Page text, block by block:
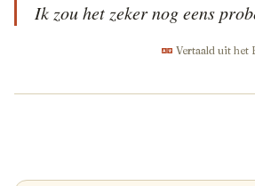
Ik zou het zeker nog eens
Vertaald uit het